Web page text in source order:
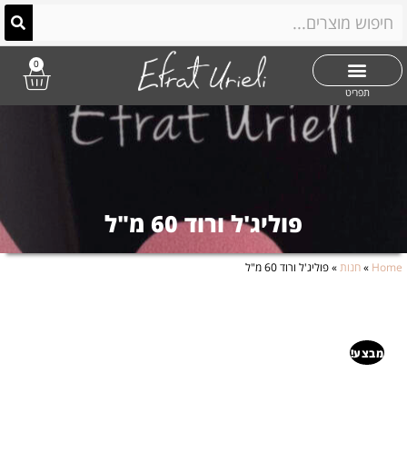
תפריט
0
פוליג'ל ורוד 60 מ"ל
Home
»חנות »פוליג'ל ורוד 60 מ"ל
מבצע!